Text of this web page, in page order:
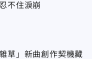
不住淚崩
草」新曲創作契機藏